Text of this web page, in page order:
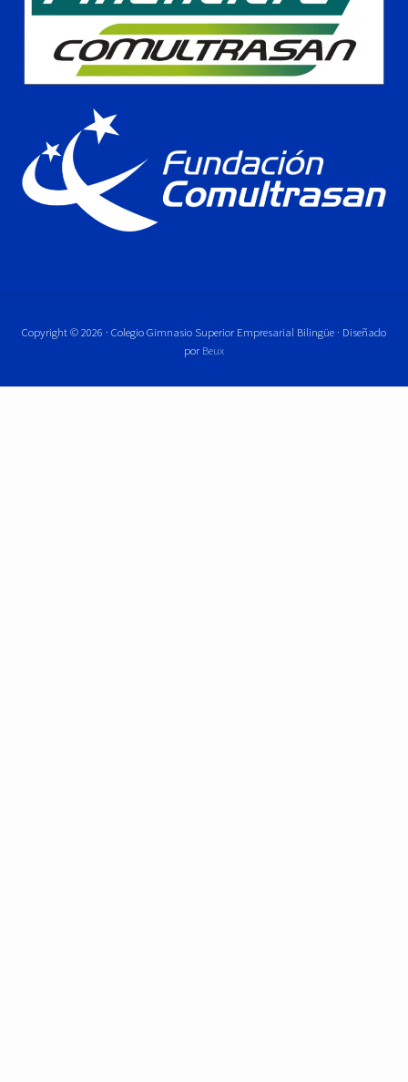
Copyright © 2026 · Colegio Gimnasio Superior Empresarial Bilingüe · Diseñado
por Beux